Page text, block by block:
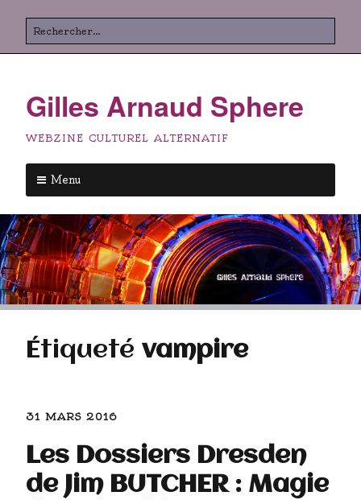
au
contenu
Rechercher
Gilles Arnaud Sphere
WEBZINE CULTUREL ALTERNATIF
Menu
au
contenu
principal
Étiqueté vampire
31 MARS 2016
Les Dossiers Dresden
de Jim BUTCHER : Magie